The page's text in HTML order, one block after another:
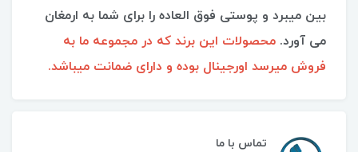
بین میبرد و پوستی فوق العاده را برای شما به ارمغان
می آورد. محصولات این برند که در مجموعه ما به
فروش میرسد اورجینال بوده و دارای ضمانت میباشد.
تماس با ما